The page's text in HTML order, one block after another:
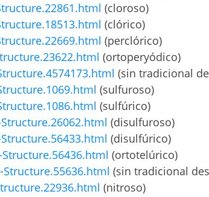
(cloroso)
(clórico)
(perclórico)
(ortoperyódico)
(sin tradicional
(sulfuroso)
(sulfúrico)
(disulfuroso)
(disulfúrico)
(ortotelúrico)
(sin tradicional
(nitroso)